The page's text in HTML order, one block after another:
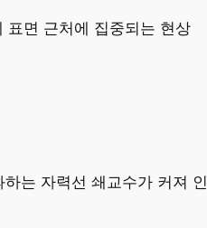
표면 근처에 집중되는 현상
는 자력선 쇄교수가 커져 인